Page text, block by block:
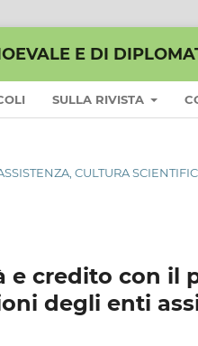
E DI
SULLA RIVISTA
CULTURA
e credito con il
degli enti